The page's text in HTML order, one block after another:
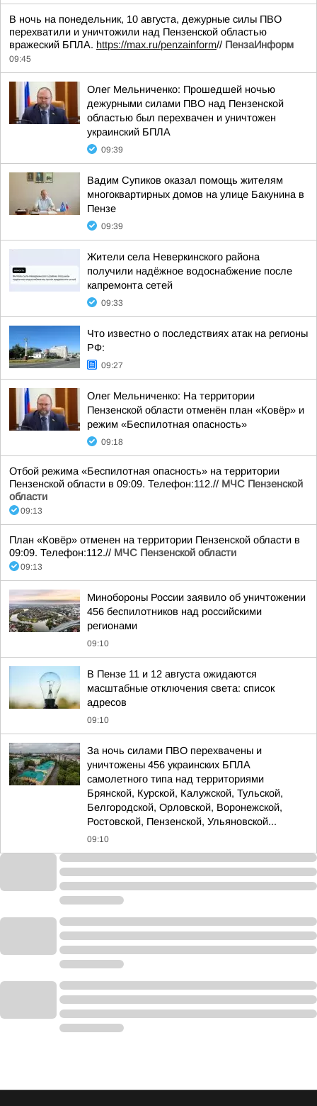
В ночь на понедельник, 10 августа, дежурные силы ПВО
перехватили и уничтожили над Пензенской областью
вражеский БПЛА. https://max.ru/penzainform// ПензаИнформ
09:45
Олег Мельниченко: Прошедшей ночью
дежурными силами ПВО над Пензенской
областью был перехвачен и уничтожен
украинский БПЛА
09:39
Вадим Супиков оказал помощь жителям
многоквартирных домов на улице Бакунина в
Пензе
09:39
Жители села Неверкинского района
получили надёжное водоснабжение после
капремонта сетей
09:33
Что известно о последствиях атак на регионы
РФ:
09:27
Олег Мельниченко: На территории
Пензенской области отменён план «Ковёр» и
режим «Беспилотная опасность»
09:18
Отбой режима «Беспилотная опасность» на территории
Пензенской области в 09:09. Телефон:112.// МЧС Пензенской
области
09:13
План «Ковёр» отменен на территории Пензенской области в
09:09. Телефон:112.// МЧС Пензенской области
09:13
Минобороны России заявило об уничтожении
456 беспилотников над российскими
регионами
09:10
В Пензе 11 и 12 августа ожидаются
масштабные отключения света: список
адресов
09:10
За ночь силами ПВО перехвачены и
уничтожены 456 украинских БПЛА
самолетного типа над территориями
Брянской, Курской, Калужской, Тульской,
Белгородской, Орловской, Воронежской,
Ростовской, Пензенской, Ульяновской...
09:10